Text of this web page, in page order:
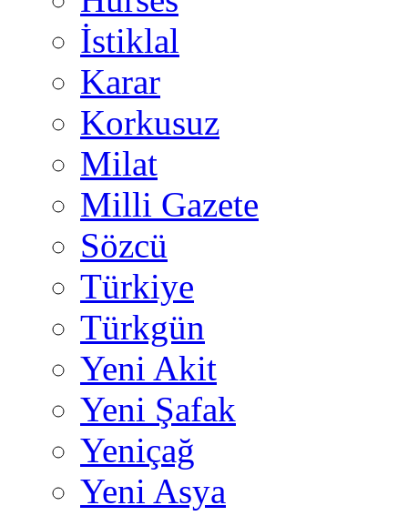
İstiklal
Karar
Korkusuz
Milat
Milli Gazete
Sözcü
Türkiye
Türkgün
Yeni Akit
Yeni Şafak
Yeniçağ
Yeni Asya